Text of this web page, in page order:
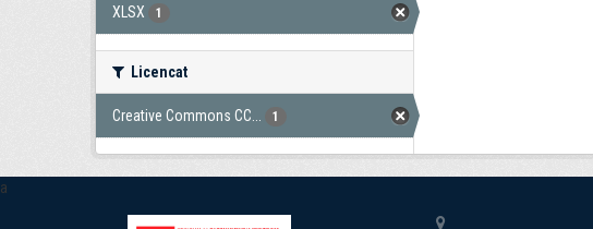
XLSX 1
Licencat
Creative Commons CC... 1
a